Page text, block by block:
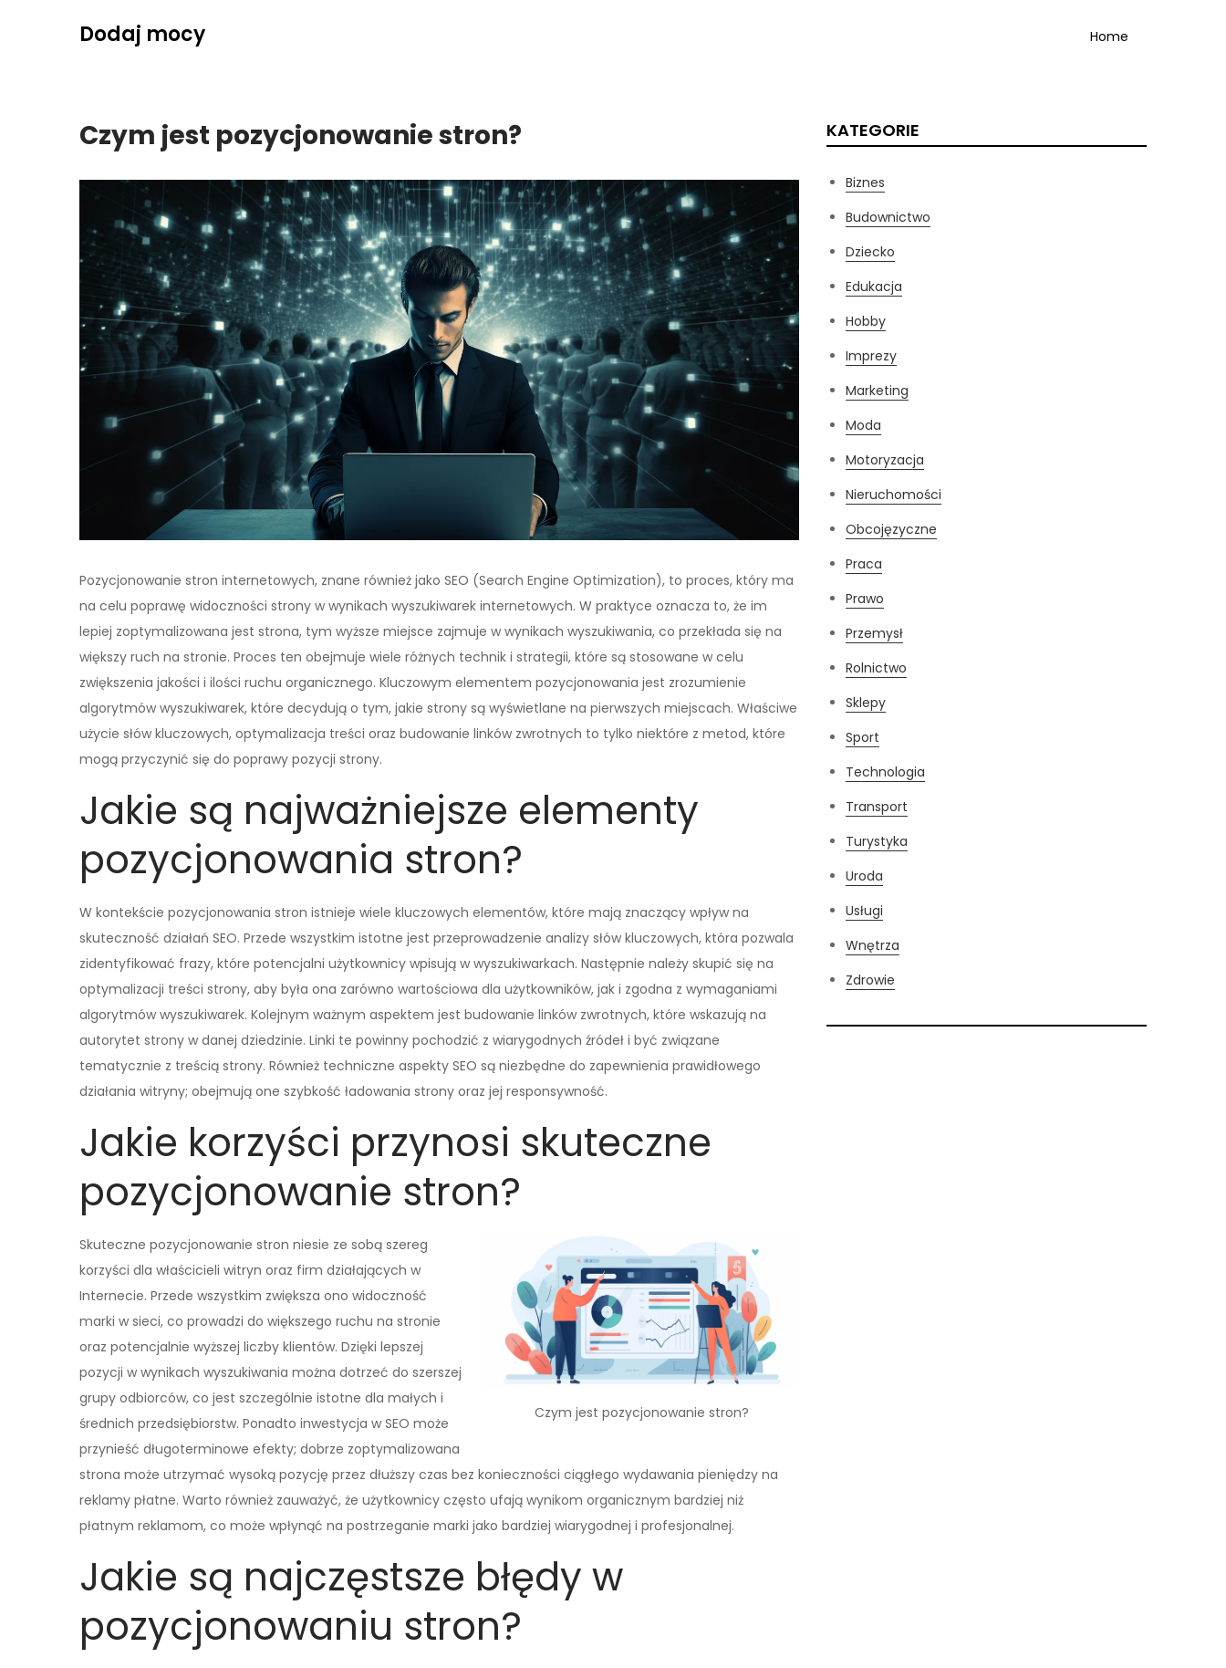
Dodaj mocy Home
Czym jest pozycjonowanie stron?
Pozycjonowanie stron internetowych, znane również jako SEO (Search Engine Optimization), to proces, który ma
na celu poprawę widoczności strony w wynikach wyszukiwarek internetowych. W praktyce oznacza to, że im
lepiej zoptymalizowana jest strona, tym wyższe miejsce zajmuje w wynikach wyszukiwania, co przekłada się na
większy ruch na stronie. Proces ten obejmuje wiele różnych technik i strategii, które są stosowane w celu
zwiększenia jakości i ilości ruchu organicznego. Kluczowym elementem pozycjonowania jest zrozumienie
algorytmów wyszukiwarek, które decydują o tym, jakie strony są wyświetlane na pierwszych miejscach. Właściwe
użycie słów kluczowych, optymalizacja treści oraz budowanie linków zwrotnych to tylko niektóre z metod, które
mogą przyczynić się do poprawy pozycji strony.
Jakie są najważniejsze elementy
pozycjonowania stron?
W kontekście pozycjonowania stron istnieje wiele kluczowych elementów, które mają znaczący wpływ na
skuteczność działań SEO. Przede wszystkim istotne jest przeprowadzenie analizy słów kluczowych, która pozwala
zidentyfikować frazy, które potencjalni użytkownicy wpisują w wyszukiwarkach. Następnie należy skupić się na
optymalizacji treści strony, aby była ona zarówno wartościowa dla użytkowników, jak i zgodna z wymaganiami
algorytmów wyszukiwarek. Kolejnym ważnym aspektem jest budowanie linków zwrotnych, które wskazują na
autorytet strony w danej dziedzinie. Linki te powinny pochodzić z wiarygodnych źródeł i być związane
tematycznie z treścią strony. Również techniczne aspekty SEO są niezbędne do zapewnienia prawidłowego
działania witryny; obejmują one szybkość ładowania strony oraz jej responsywność.
Jakie korzyści przynosi skuteczne
pozycjonowanie stron?
Czym jest pozycjonowanie stron?
Skuteczne pozycjonowanie stron niesie ze sobą szereg
korzyści dla właścicieli witryn oraz firm działających w
Internecie. Przede wszystkim zwiększa ono widoczność
marki w sieci, co prowadzi do większego ruchu na stronie
oraz potencjalnie wyższej liczby klientów. Dzięki lepszej
pozycji w wynikach wyszukiwania można dotrzeć do szerszej
grupy odbiorców, co jest szczególnie istotne dla małych i
średnich przedsiębiorstw. Ponadto inwestycja w SEO może
przynieść długoterminowe efekty; dobrze zoptymalizowana
strona może utrzymać wysoką pozycję przez dłuższy czas bez konieczności ciągłego wydawania pieniędzy na
reklamy płatne. Warto również zauważyć, że użytkownicy często ufają wynikom organicznym bardziej niż
płatnym reklamom, co może wpłynąć na postrzeganie marki jako bardziej wiarygodnej i profesjonalnej.
Jakie są najczęstsze błędy w
pozycjonowaniu stron?
KATEGORIE
Biznes
Budownictwo
Dziecko
Edukacja
Hobby
Imprezy
Marketing
Moda
Motoryzacja
Nieruchomości
Obcojęzyczne
Praca
Prawo
Przemysł
Rolnictwo
Sklepy
Sport
Technologia
Transport
Turystyka
Uroda
Usługi
Wnętrza
Zdrowie